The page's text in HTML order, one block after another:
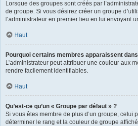
Lorsque des groupes sont créés par
de groupe. Si vous désirez créer un groupe
l’administrateur en premier lieu en lui envoyant
Haut
Pourquoi certains membres apparaissent
L’administrateur peut attribuer une couleur aux
rendre facilement identifiables.
Haut
Qu’est-ce qu’un « Groupe par défaut » ?
Si vous êtes membre de plus d’un groupe, celui
déterminer le rang et la couleur de groupe